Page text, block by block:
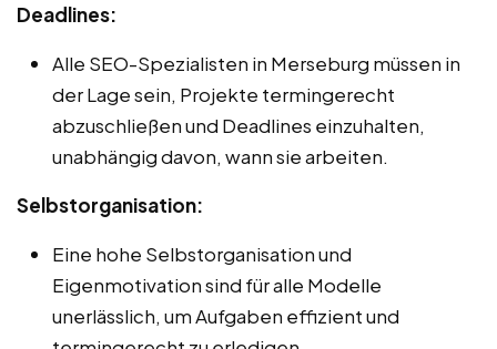
Deadlines:
Alle SEO-Spezialisten in Merseburg müssen in
der Lage sein, Projekte termingerecht
abzuschließen und Deadlines einzuhalten,
unabhängig davon, wann sie arbeiten.
Selbstorganisation:
Eine hohe Selbstorganisation und
Eigenmotivation sind für alle Modelle
unerlässlich, um Aufgaben effizient und